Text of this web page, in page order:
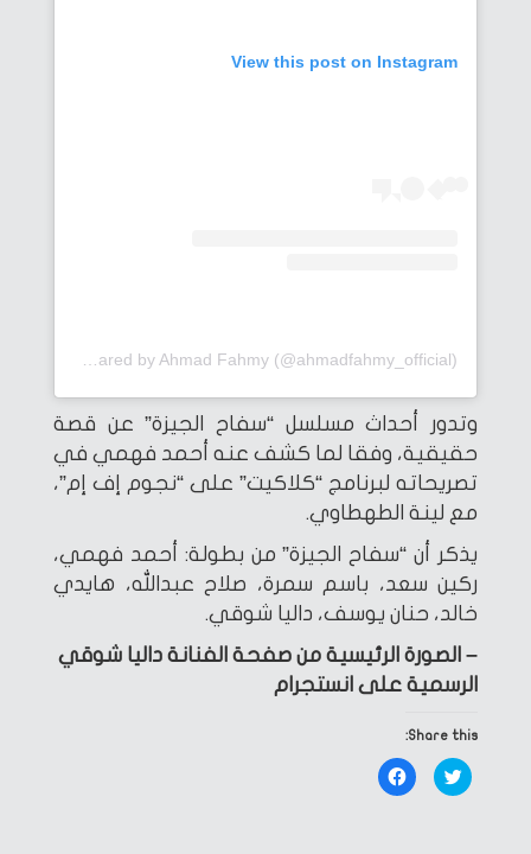
View this post on Instagram
وتدور أحداث مسلسل “سفاح الجيزة” عن قصة
حقيقية، وفقا لما كشف عنه أحمد فهمي في
تصريحاته لبرنامج “كلاكيت” على “نجوم إف إم”،
مع لينة الطهطاوي.
يذكر أن “سفاح الجيزة” من بطولة: أحمد فهمي،
ركين سعد، باسم سمرة، صلاح عبدالله، هايدي
خالد، حنان يوسف، داليا شوقي.
– الصورة الرئيسية من صفحة الفنانة داليا شوقي
الرسمية على انستجرام
Share this:
Click
to
share
Click
to